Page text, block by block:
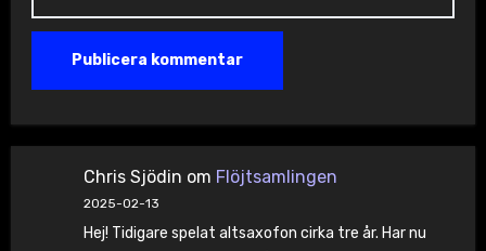
Chris Sjödin om Flöjtsamlingen
2025-02-13
Hej! Tidigare spelat altsaxofon cirka tre år. Har nu